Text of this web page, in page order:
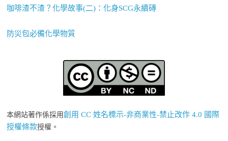
咖啡渣不渣？化學故事(二)：化身SCG永續磚
防災包必備化學物質
本網站著作係採用創用 CC 姓名標示-非商業性-禁止改作 4.0 國際
授權條款授權。